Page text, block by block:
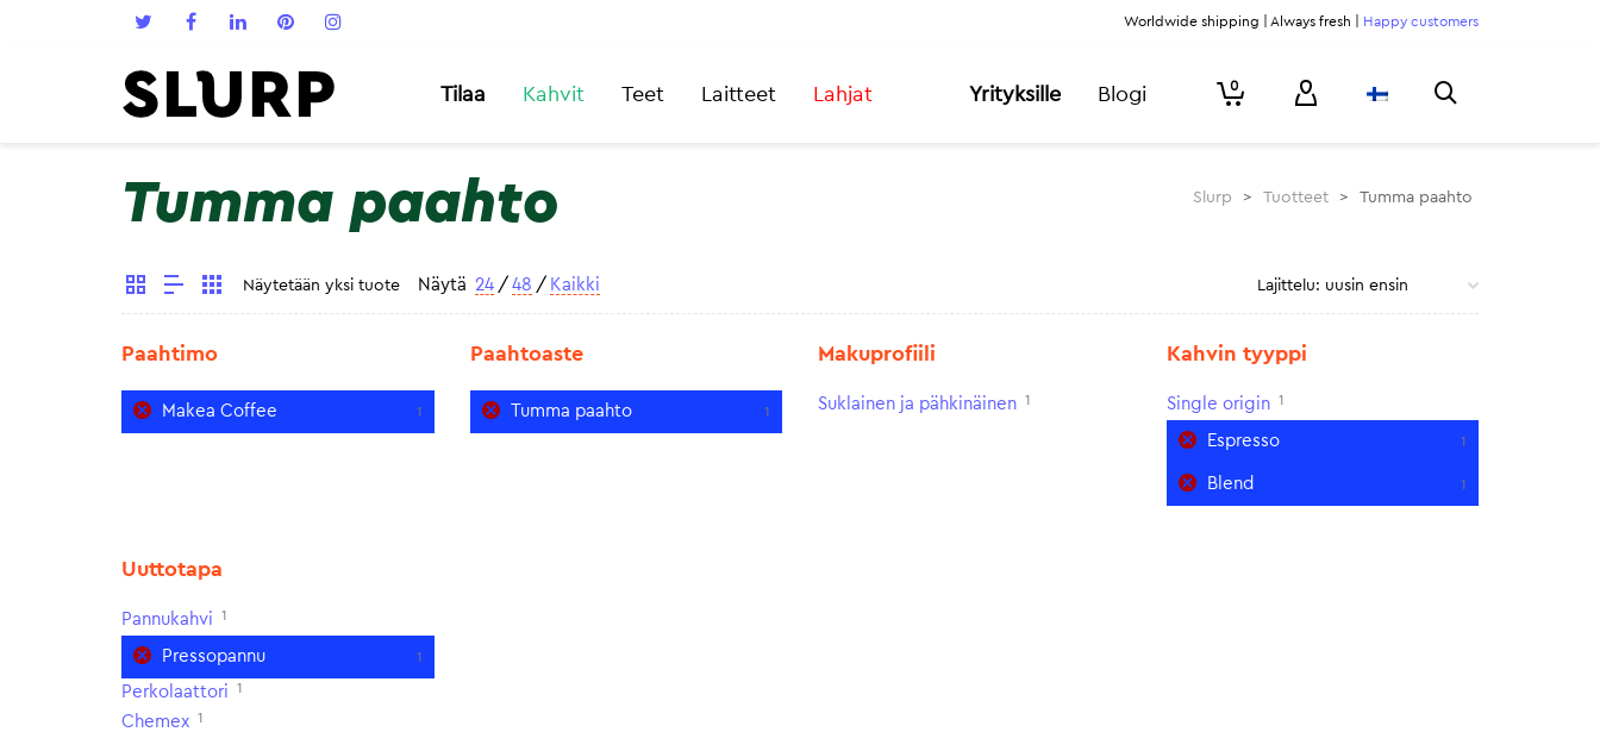
Worldwide shipping | Always fresh | Happy customers
Tilaa Kahvit Teet Laitteet Lahjat Yrityksille Blogi 0
Tumma paahto Slurp > Tuotteet > Tumma paahto
Näytetään yksi tuote Näytä 24 / 48 / Kaikki
Paahtimo
Makea Coffee 1
Paahtoaste
Tumma paahto 1
Makuprofiili
Suklainen ja pähkinäinen 1
Kahvin tyyppi
Single origin 1
Espresso 1
Blend 1
Uuttotapa
Pannukahvi 1
Pressopannu 1
Perkolaattori 1
Chemex 1